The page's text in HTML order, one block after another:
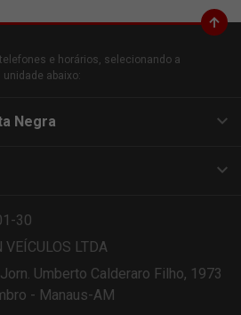
e horários, selecionando a
unidade abaixo:
Negra
30
VEÍCULOS LTDA
Umberto Calderaro Filho, 1973
- Manaus-AM